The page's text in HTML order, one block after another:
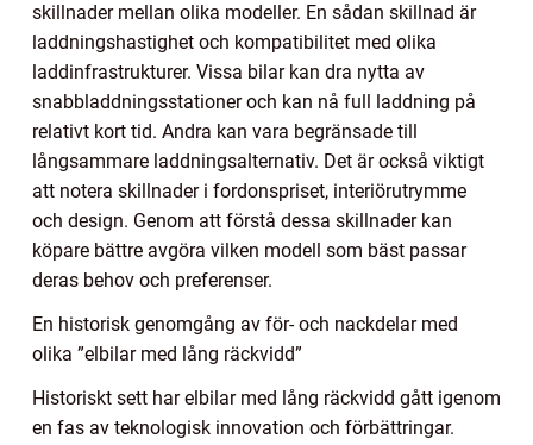
skillnader mellan olika modeller. En sådan skillnad är
laddningshastighet och kompatibilitet med olika
laddinfrastrukturer. Vissa bilar kan dra nytta av
snabbladdningsstationer och kan nå full laddning på
relativt kort tid. Andra kan vara begränsade till
långsammare laddningsalternativ. Det är också viktigt
att notera skillnader i fordonspriset, interiörutrymme
och design. Genom att förstå dessa skillnader kan
köpare bättre avgöra vilken modell som bäst passar
deras behov och preferenser.
En historisk genomgång av för- och nackdelar med
olika ”elbilar med lång räckvidd”
Historiskt sett har elbilar med lång räckvidd gått igenom
en fas av teknologisk innovation och förbättringar.